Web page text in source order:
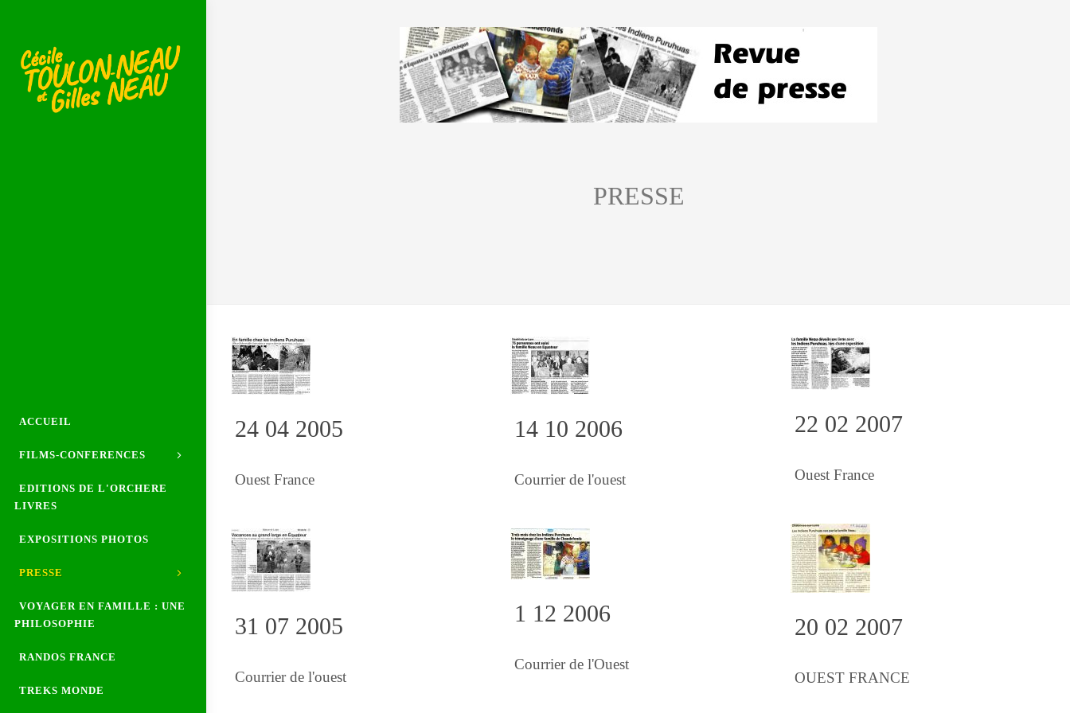
ACCUEIL
FILMS-CONFERENCES
EDITIONS DE L'ORCHERE
LIVRES
EXPOSITIONS PHOTOS
PRESSE
VOYAGER EN FAMILLE : UNE
PHILOSOPHIE
RANDOS FRANCE
TREKS MONDE
PRESSE
24 04 2005
Ouest France
14 10 2006
Courrier de l'ouest
22 02 2007
Ouest France
20 02 2007
OUEST FRANCE
31 07 2005
Courrier de l'ouest
1 12 2006
Courrier de l'Ouest